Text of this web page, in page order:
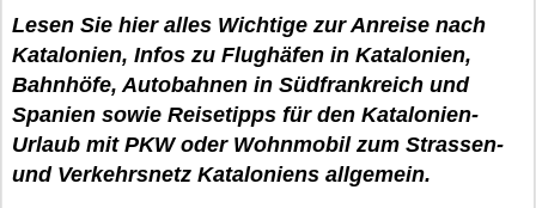
Lesen Sie hier alles Wichtige zur Anreise nach
Katalonien, Infos zu Flughäfen in Katalonien,
Bahnhöfe, Autobahnen in Südfrankreich und
Spanien sowie Reisetipps für den Katalonien-
Urlaub mit PKW oder Wohnmobil zum Strassen-
und Verkehrsnetz Kataloniens allgemein.